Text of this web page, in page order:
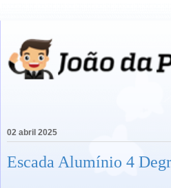
02 abril 2025
Escada Alumínio 4